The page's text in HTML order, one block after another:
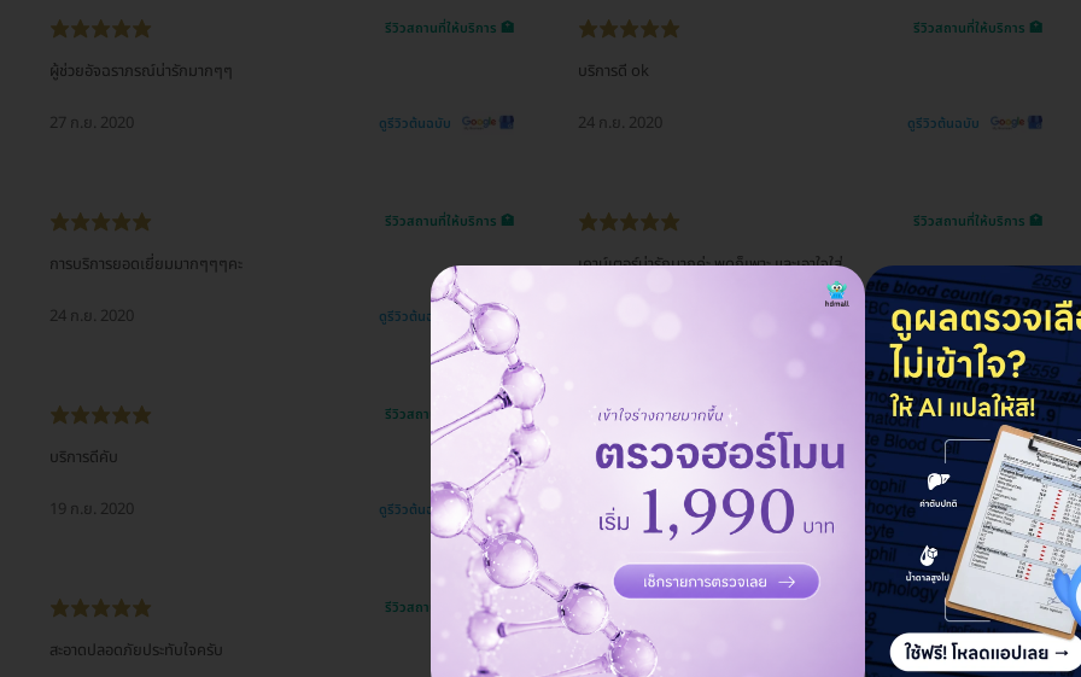
รีวิวสถานที่ให้บริการ 🏥
ผู้ช่วยอัจฉราภรณ์น่ารักมากๆๆ
27 ก.ย. 2020 ดูรีวิวต้นฉบับ
รีวิวสถานที่ให้บริการ 🏥
บริการดี ok
24 ก.ย. 2020 ดูรีวิวต้นฉบับ
รีวิวสถานที่ให้บริการ 🏥
การบริการยอดเยี่ยมมากๆๆๆคะ
24 ก.ย. 2020 ดูรีวิวต้นฉบับ
รีวิวสถานที่ให้บริการ 🏥
เคาน์เตอร์น่ารักมากค่ะ พูดก็เพาะ และเอาใจใส่
ดูรีวิวต้นฉบับ
รีวิวสถานที่ให้บริการ 🏥
บริการดีคับ
19 ก.ย. 2020 ดูรีวิวต้นฉบับ
รีวิวสถานที่ให้บริการ 🏥
บริการดีมากครับ. ประทับใจ
19 ก.ย. 2020 ดูรีวิวต้นฉบับ
รีวิวสถานที่ให้บริการ 🏥
สะอาดปลอดภัยประทับใจครับ
รีวิวสถานที่ให้บริการ 🏥
เยี่ยมเลยคับ คุณหฤทัยน่ารัก ดูแลดีมาก